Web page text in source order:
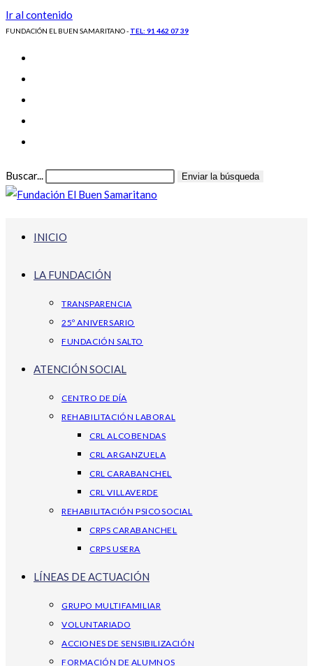
Ir al contenido
FUNDACIÓN EL BUEN SAMARITANO - TEL: 91 462 07 39
Buscar... Enviar la búsqueda
INICIO
LA FUNDACIÓN
TRANSPARENCIA
25º ANIVERSARIO
FUNDACIÓN SALTO
ATENCIÓN SOCIAL
CENTRO DE DÍA
REHABILITACIÓN LABORAL
CRL ALCOBENDAS
CRL ARGANZUELA
CRL CARABANCHEL
CRL VILLAVERDE
REHABILITACIÓN PSICOSOCIAL
CRPS CARABANCHEL
CRPS USERA
LÍNEAS DE ACTUACIÓN
GRUPO MULTIFAMILIAR
VOLUNTARIADO
ACCIONES DE SENSIBILIZACIÓN
FORMACIÓN DE ALUMNOS